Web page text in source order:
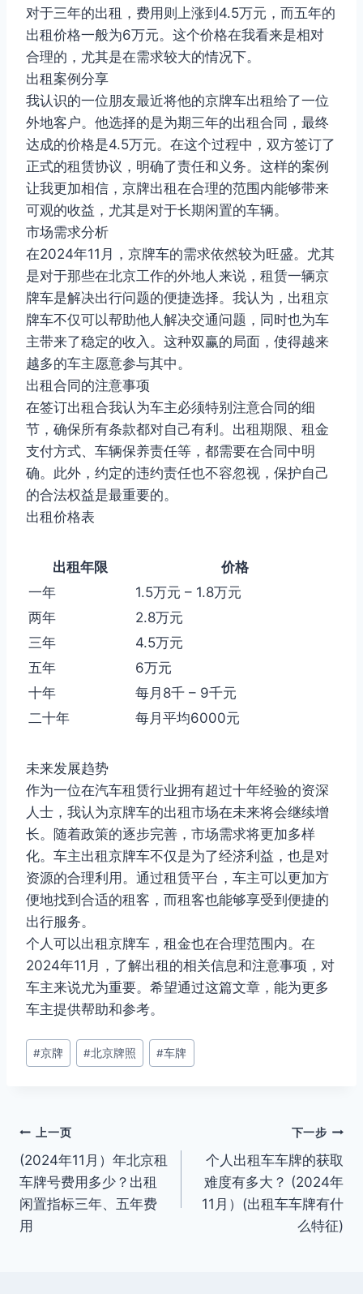
对于三年的出租，费用则上涨到4.5万元，而五年的
出租价格一般为6万元。这个价格在我看来是相对
合理的，尤其是在需求较大的情况下。
出租案例分享
我认识的一位朋友最近将他的京牌车出租给了一位
外地客户。他选择的是为期三年的出租合同，最终
达成的价格是4.5万元。在这个过程中，双方签订了
正式的租赁协议，明确了责任和义务。这样的案例
让我更加相信，京牌出租在合理的范围内能够带来
可观的收益，尤其是对于长期闲置的车辆。
市场需求分析
在2024年11月，京牌车的需求依然较为旺盛。尤其
是对于那些在北京工作的外地人来说，租赁一辆京
牌车是解决出行问题的便捷选择。我认为，出租京
牌车不仅可以帮助他人解决交通问题，同时也为车
主带来了稳定的收入。这种双赢的局面，使得越来
越多的车主愿意参与其中。
出租合同的注意事项
在签订出租合我认为车主必须特别注意合同的细
节，确保所有条款都对自己有利。出租期限、租金
支付方式、车辆保养责任等，都需要在合同中明
确。此外，约定的违约责任也不容忽视，保护自己
的合法权益是最重要的。
出租价格表
出租年限
价格
一年
1.5万元 – 1.8万元
两年
2.8万元
三年
4.5万元
五年
6万元
十年
每月8千 – 9千元
二十年
每月平均6000元
未来发展趋势
作为一位在汽车租赁行业拥有超过十年经验的资深
人士，我认为京牌车的出租市场在未来将会继续增
长。随着政策的逐步完善，市场需求将更加多样
化。车主出租京牌车不仅是为了经济利益，也是对
资源的合理利用。通过租赁平台，车主可以更加方
便地找到合适的租客，而租客也能够享受到便捷的
出行服务。
个人可以出租京牌车，租金也在合理范围内。在
2024年11月，了解出租的相关信息和注意事项，对
车主来说尤为重要。希望通过这篇文章，能为更多
车主提供帮助和参考。
文
章
#京牌 #北京牌照 #车牌
文
章
导
航
上一页
(2024年11月）年北京租
车牌号费用多少？出租
闲置指标三年、五年费
用
下一步
个人出租车车牌的获取
难度有多大？ (2024年
11月）(出租车车牌有什
么特征)